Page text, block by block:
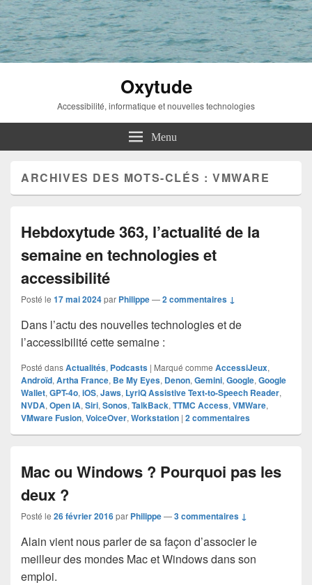
Oxytude
Accessibilité, informatique et nouvelles technologies
Menu
ARCHIVES DES MOTS-CLÉS :VMWARE
Hebdoxytude 363, l’actualité de la
semaine en technologies et
accessibilité
Posté le 17 mai 2024par Philippe—2 commentaires ↓
Dans l’actu des nouvelles technologies et de
l’accessibilité cette semaine :
Posté dansActualités, Podcasts | Marqué comme AccessiJeux,
Androïd, Artha France, Be My Eyes, Denon, Gemini, Google, Google
Wallet, GPT-4o, iOS, Jaws, LyriQ Assistive Text-to-Speech Reader,
NVDA, Open IA, Siri, Sonos, TalkBack, TTMC Access, VMWare,
VMware Fusion, VoiceOver, Workstation | 2 commentaires
Mac ou Windows ? Pourquoi pas les
deux ?
Posté le 26 février 2016par Philippe—3 commentaires ↓
Alain vient nous parler de sa façon d’associer le
meilleur des mondes Mac et Windows dans son
emploi.